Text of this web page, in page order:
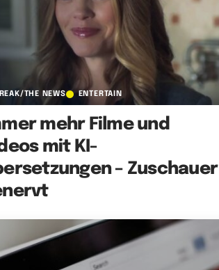
THE NEWS ENTERTAIN
mehr Filme und
mit KI-
– Zuschauer